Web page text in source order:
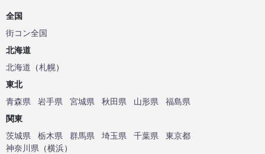
全国
街コン全国
北海道
北海道 （札幌）
東北
青森県
岩手県 宮城県 秋田県 山形県
福島県
関東
茨城県
栃木県 群馬県 埼玉県 千葉県
東京都
神奈川県 （横浜）